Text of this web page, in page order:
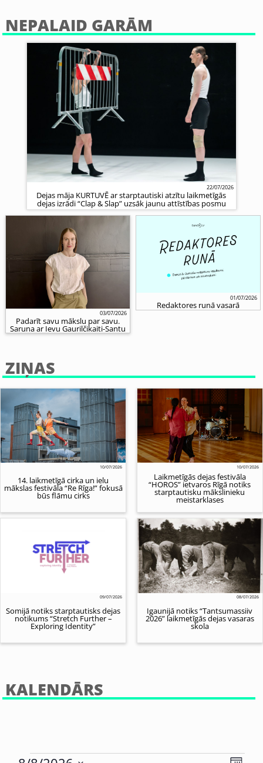
NEPALAID GARĀM
22/07/2026
Dejas māja KURTUVĒ ar starptautiski atzītu laikmetīgās
dejas izrādi “Clap & Slap” uzsāk jaunu attīstības posmu
03/07/2026
Padarīt savu mākslu par savu.
Saruna ar Ievu Gaurilčikaiti-Santu
01/07/2026
Redaktores runā vasarā
ZIŅAS
10/07/2026
14. laikmetīgā cirka un ielu
mākslas festivāla “Re Rīga!” fokusā
būs flāmu cirks
10/07/2026
Laikmetīgās dejas festivāla
“HOROS” ietvaros Rīgā notiks
starptautisku mākslinieku
meistarklases
09/07/2026
Somijā notiks starptautisks dejas
notikums “Stretch Further –
Exploring Identity”
08/07/2026
Igaunijā notiks “Tantsumassiiv
2026” laikmetīgās dejas vasaras
skola
KALENDĀRS